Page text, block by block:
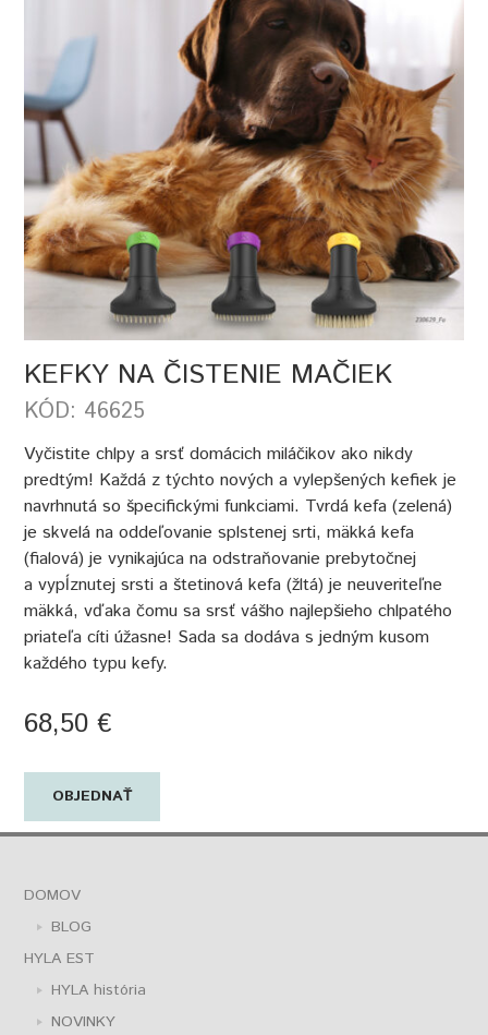
KEFKY NA ČISTENIE MAČIEK
KÓD: 46625
Vyčistite chlpy a srsť domácich miláčikov ako nikdy
predtým! Každá z týchto nových a vylepšených kefiek je
navrhnutá so špecifickými funkciami. Tvrdá kefa (zelená)
je skvelá na oddeľovanie splstenej srti, mäkká kefa
(fialová) je vynikajúca na odstraňovanie prebytočnej
a vypĺznutej srsti a štetinová kefa (žltá) je neuveriteľne
mäkká, vďaka čomu sa srsť vášho najlepšieho chlpatého
priateľa cíti úžasne! Sada sa dodáva s jedným kusom
každého typu kefy.
68,50 €
OBJEDNAŤ
DOMOV
BLOG
HYLA EST
HYLA história
NOVINKY